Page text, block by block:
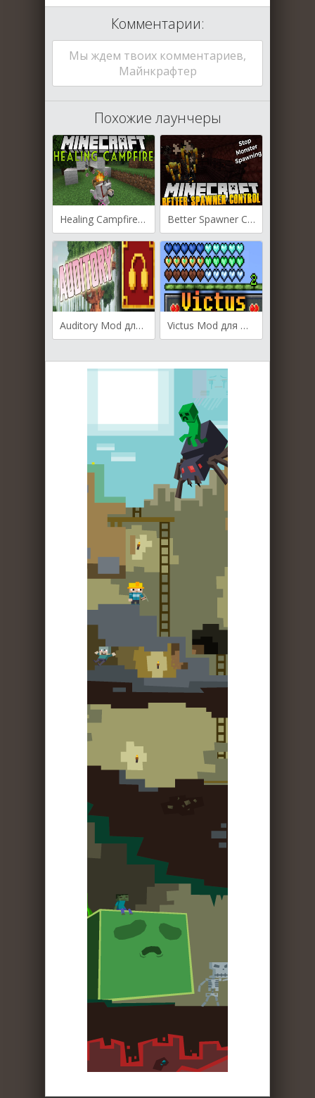
Комментарии:
Мы ждем твоих комментариев,
Майнкрафтер
Похожие лаунчеры
Healing Campfire для Майнкрафт [1.19.4, 1.19.3, 1.19.2] Better Spawner Control для Майнкрафт [1.19.4, 1.19.3, 1.19.2]
Auditory Mod для Майнкрафт [1.19.3, 1.19.2, 1.19] Victus Mod для Майнкрафт [1.19.3, 1.19.2, 1.18.2]